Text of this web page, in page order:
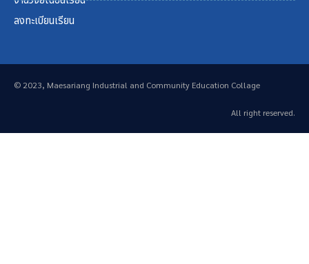
ลงทะเบียนเรียน
© 2023, Maesariang Industrial and Community Education Collage
All right reserved.